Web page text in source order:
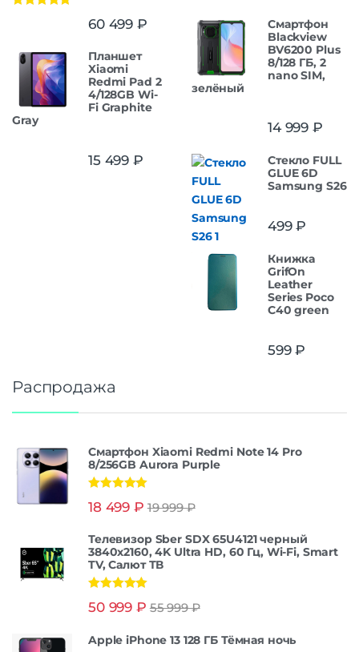
60 499 ₽
Планшет
Xiaomi
Redmi Pad 2
4/128GB Wi-
Fi Graphite
Gray
15 499 ₽
Смартфон
Blackview
BV6200 Plus
8/128 ГБ, 2
nano SIM,
зелёный
14 999 ₽
Стекло FULL
GLUE 6D
Samsung S26
499₽
Книжка
GrifOn
Leather
Series Poco
C40 green
599₽
Распродажа
Смартфон Xiaomi Redmi Note 14 Pro
8/256GB Aurora Purple
из 5
18 499 ₽ 19 999₽
Телевизор Sber SDX 65U4121 черный
3840x2160, 4K Ultra HD, 60 Гц, Wi-Fi, Smart
TV, Салют ТВ
из 5
50 999 ₽ 55 999₽
Apple iPhone 13 128 ГБ Тёмная ночь